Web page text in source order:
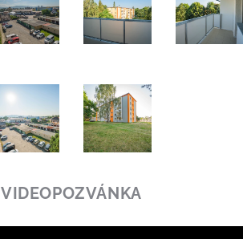
VIDEOPOZVÁNKA